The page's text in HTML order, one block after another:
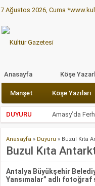
7 Ağustos 2026, Cuma
Anasayfa Köşe
Manşet Köşe Yazıları
DUYURU
Amasy’da
Bir Hayal Bir
Drondan
Eti Çocuk
”Kromozom
Anasayfa » Duyuru » Buzul Kıta
Buzul Kıta
Antalya Büyükşehir
Yansımalar” adlı fotoğraf